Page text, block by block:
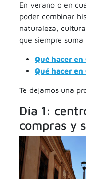
En verano o en
poder combinar
naturaleza,
que siempre
Qué hacer
Qué hacer
Te dejamos una
Día 1:
compras y